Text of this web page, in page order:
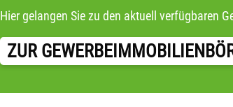
Hier gelangen Sie zu den aktuell verfügbaren
ZUR